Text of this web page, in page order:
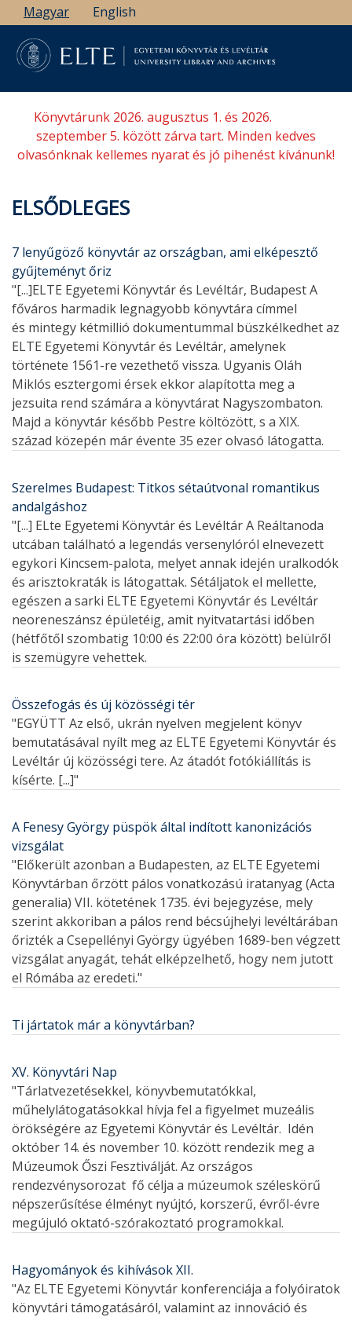
Ugrás
a
tartalomra
Magyar English
Könyvtárunk 2026. augusztus 1. és 2026.
szeptember 5. között zárva tart. Minden kedves
olvasónknak kellemes nyarat és jó pihenést kívánunk!
ELSŐDLEGES
7 lenyűgöző könyvtár az országban, ami elképesztő
gyűjteményt őriz
"[...]ELTE Egyetemi Könyvtár és Levéltár, Budapest A
főváros harmadik legnagyobb könyvtára címmel
és mintegy kétmillió dokumentummal büszkélkedhet az
ELTE Egyetemi Könyvtár és Levéltár, amelynek
története 1561-re vezethető vissza. Ugyanis Oláh
Miklós esztergomi érsek ekkor alapította meg a
jezsuita rend számára a könyvtárat Nagyszombaton.
Majd a könyvtár később Pestre költözött, s a XIX.
század közepén már évente 35 ezer olvasó látogatta.
Szerelmes Budapest: Titkos sétaútvonal romantikus
andalgáshoz
"[...] ELte Egyetemi Könyvtár és Levéltár A Reáltanoda
utcában található a legendás versenylóról elnevezett
egykori Kincsem-palota, melyet annak idején uralkodók
és arisztokraták is látogattak. Sétáljatok el mellette,
egészen a sarki ELTE Egyetemi Könyvtár és Levéltár
neoreneszánsz épületéig, amit nyitvatartási időben
(hétfőtől szombatig 10:00 és 22:00 óra között) belülről
is szemügyre vehettek.
Összefogás és új közösségi tér
"EGYÜTT Az első, ukrán nyelven megjelent könyv
bemutatásával nyílt meg az ELTE Egyetemi Könyvtár és
Levéltár új közösségi tere. Az átadót fotókiállítás is
kísérte. [...]"
A Fenesy György püspök által indított kanonizációs
vizsgálat
"Előkerült azonban a Budapesten, az ELTE Egyetemi
Könyvtárban őrzött pálos vonatkozású iratanyag (Acta
generalia) VII. kötetének 1735. évi bejegyzése, mely
szerint akkoriban a pálos rend bécsújhelyi levéltárában
őrizték a Csepellényi György ügyében 1689-ben végzett
vizsgálat anyagát, tehát elképzelhető, hogy nem jutott
el Rómába az eredeti."
Ti jártatok már a könyvtárban?
XV. Könyvtári Nap
"Tárlatvezetésekkel, könyvbemutatókkal,
műhelylátogatásokkal hívja fel a figyelmet muzeális
örökségére az Egyetemi Könyvtár és Levéltár. Idén
október 14. és november 10. között rendezik meg a
Múzeumok Őszi Fesztiválját. Az országos
rendezvénysorozat fő célja a múzeumok széleskörű
népszerűsítése élményt nyújtó, korszerű, évről-évre
megújuló oktató-szórakoztató programokkal.
Hagyományok és kihívások XII.
"Az ELTE Egyetemi Könyvtár konferenciája a folyóiratok
könyvtári támogatásáról, valamint az innováció és